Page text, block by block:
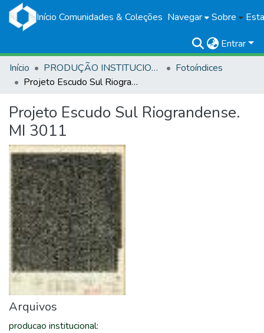
Início Comunidades & Coleções Navegar Sobre
Entrar
Início
PRODUÇÃO INSTITUCIONAL
Fotoíndices
Projeto Escudo Sul Riograndense. MI 3011
Projeto Escudo Sul Riograndense.
MI 3011
Arquivos
producao institucional: